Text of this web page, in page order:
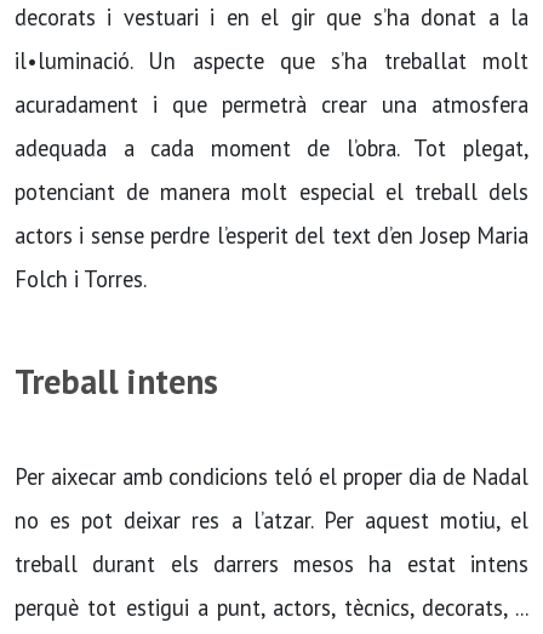
decorats i vestuari i en el gir que s’ha donat a la
il•luminació. Un aspecte que s’ha treballat molt
acuradament i que permetrà crear una atmosfera
adequada a cada moment de l’obra. Tot plegat,
potenciant de manera molt especial el treball dels
actors i sense perdre l’esperit del text d’en Josep Maria
Folch i Torres.
Treball intens
Per aixecar amb condicions teló el proper dia de Nadal
no es pot deixar res a l’atzar. Per aquest motiu, el
treball durant els darrers mesos ha estat intens
perquè tot estigui a punt, actors, tècnics, decorats, ...